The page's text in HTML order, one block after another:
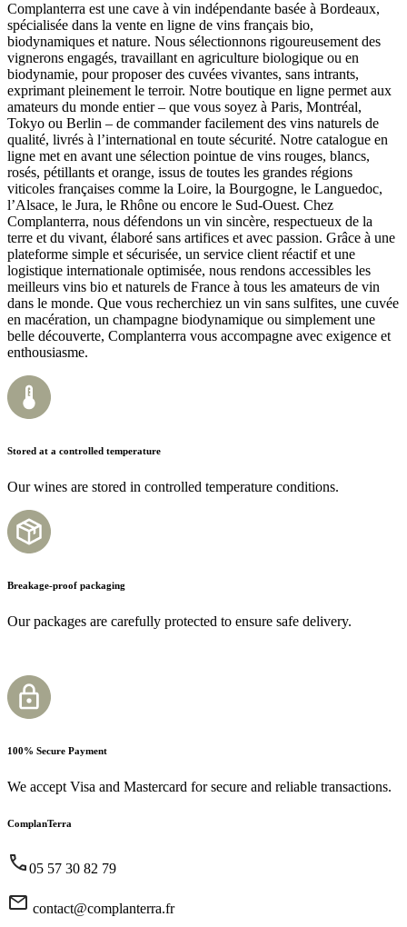
Complanterra est une cave à vin indépendante basée à Bordeaux,
spécialisée dans la vente en ligne de vins français bio,
biodynamiques et nature. Nous sélectionnons rigoureusement des
vignerons engagés, travaillant en agriculture biologique ou en
biodynamie, pour proposer des cuvées vivantes, sans intrants,
exprimant pleinement le terroir. Notre boutique en ligne permet aux
amateurs du monde entier – que vous soyez à Paris, Montréal,
Tokyo ou Berlin – de commander facilement des vins naturels de
qualité, livrés à l’international en toute sécurité. Notre catalogue en
ligne met en avant une sélection pointue de vins rouges, blancs,
rosés, pétillants et orange, issus de toutes les grandes régions
viticoles françaises comme la Loire, la Bourgogne, le Languedoc,
l’Alsace, le Jura, le Rhône ou encore le Sud-Ouest. Chez
Complanterra, nous défendons un vin sincère, respectueux de la
terre et du vivant, élaboré sans artifices et avec passion. Grâce à une
plateforme simple et sécurisée, un service client réactif et une
logistique internationale optimisée, nous rendons accessibles les
meilleurs vins bio et naturels de France à tous les amateurs de vin
dans le monde. Que vous recherchiez un vin sans sulfites, une cuvée
en macération, un champagne biodynamique ou simplement une
belle découverte, Complanterra vous accompagne avec exigence et
enthousiasme.
Stored at a controlled temperature
Our wines are stored in controlled temperature conditions.
Breakage-proof packaging
Our packages are carefully protected to ensure safe delivery.​
100% Secure Payment
We accept Visa and Mastercard for secure and reliable transactions.
ComplanTerra
05 57 30 82 79
contact@complanterra.fr